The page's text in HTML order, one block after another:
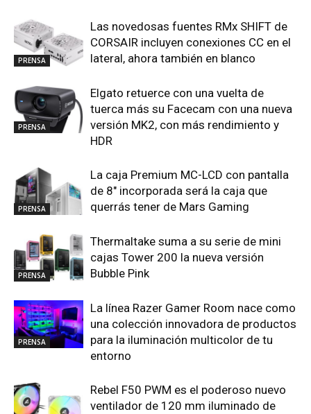
PRENSA
Las novedosas fuentes RMx SHIFT de
CORSAIR incluyen conexiones CC en el
lateral, ahora también en blanco
PRENSA
Elgato retuerce con una vuelta de
tuerca más su Facecam con una nueva
versión MK2, con más rendimiento y
HDR
PRENSA
La caja Premium MC-LCD con pantalla
de 8″ incorporada será la caja que
querrás tener de Mars Gaming
PRENSA
Thermaltake suma a su serie de mini
cajas Tower 200 la nueva versión
Bubble Pink
PRENSA
La línea Razer Gamer Room nace como
una colección innovadora de productos
para la iluminación multicolor de tu
entorno
Rebel F50 PWM es el poderoso nuevo
ventilador de 120 mm iluminado de